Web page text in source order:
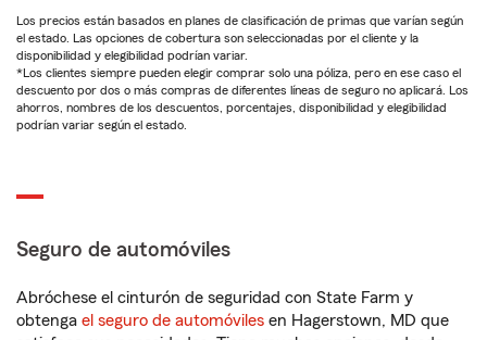
Los precios están basados en planes de clasificación de primas que varían según
el estado. Las opciones de cobertura son seleccionadas por el cliente y la
disponibilidad y elegibilidad podrían variar.
*Los clientes siempre pueden elegir comprar solo una póliza, pero en ese caso el
descuento por dos o más compras de diferentes líneas de seguro no aplicará. Los
ahorros, nombres de los descuentos, porcentajes, disponibilidad y elegibilidad
podrían variar según el estado.
Seguro de automóviles
Abróchese el cinturón de seguridad con State Farm y
obtenga el seguro de automóviles en Hagerstown, MD que